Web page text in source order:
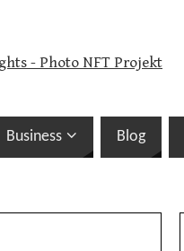
- Photo NFT Projekt
Business Blog